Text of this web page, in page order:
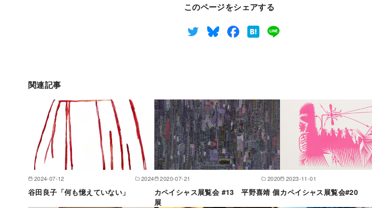
このページをシェアする
関連記事
2024-07-12 2024
谷田良子「何も憶えていない」
2020-07-21 2020
カペイシャス展覧会 #13 平野喜靖 個
展
2023-11-01
カペイシャス展覧会#20